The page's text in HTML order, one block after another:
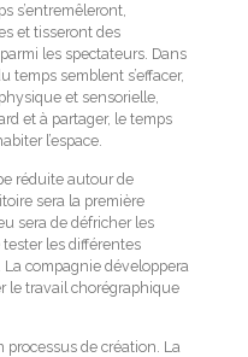
s’entremêleront,
et tisseront des
les spectateurs. Dans
temps semblent s’effacer,
et sensorielle,
et à partager, le temps
l’espace.
réduite autour de
sera la première
sera de défricher les
les différentes
compagnie développera
le travail chorégraphique
processus de création. La